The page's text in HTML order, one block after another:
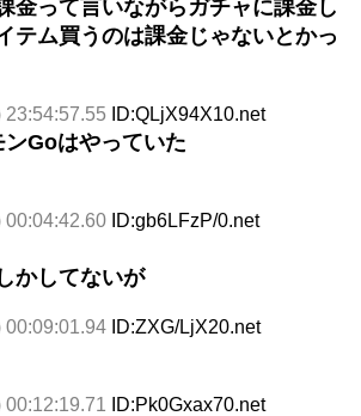
金って言いながらガチャに課金し
テム買うのは課金じゃないとかっ
23:54:57.55 ID:QLjX94X10.net
Goはやっていた
00:04:42.60 ID:gb6LFzP/0.net
かしてないが
00:09:01.94 ID:ZXG/LjX20.net
00:12:19.71 ID:Pk0Gxax70.net